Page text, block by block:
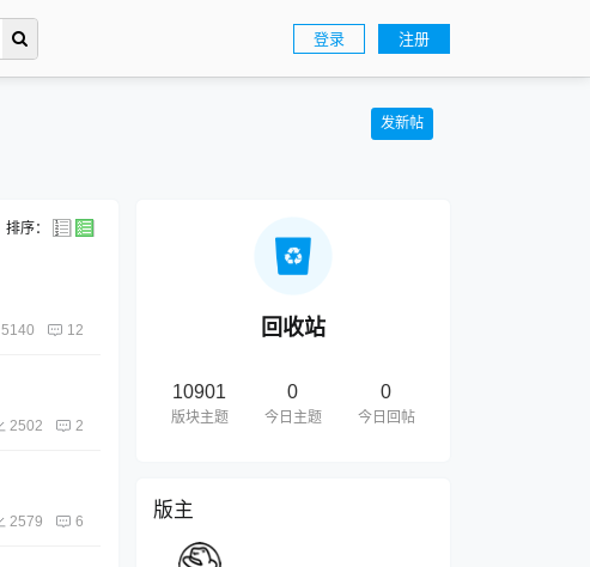
登录 注册
发新帖
排序：
5140 12
2502 2
2579 6
回收站
10901
版块主题
0
今日主题
0
今日回帖
版主